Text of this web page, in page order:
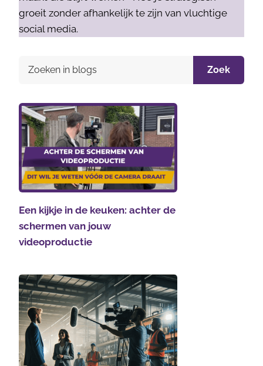
groeit zonder afhankelijk te zijn van vluchtige
social media.
Zoek
Een kijkje in de keuken: achter de
schermen van jouw
videoproductie